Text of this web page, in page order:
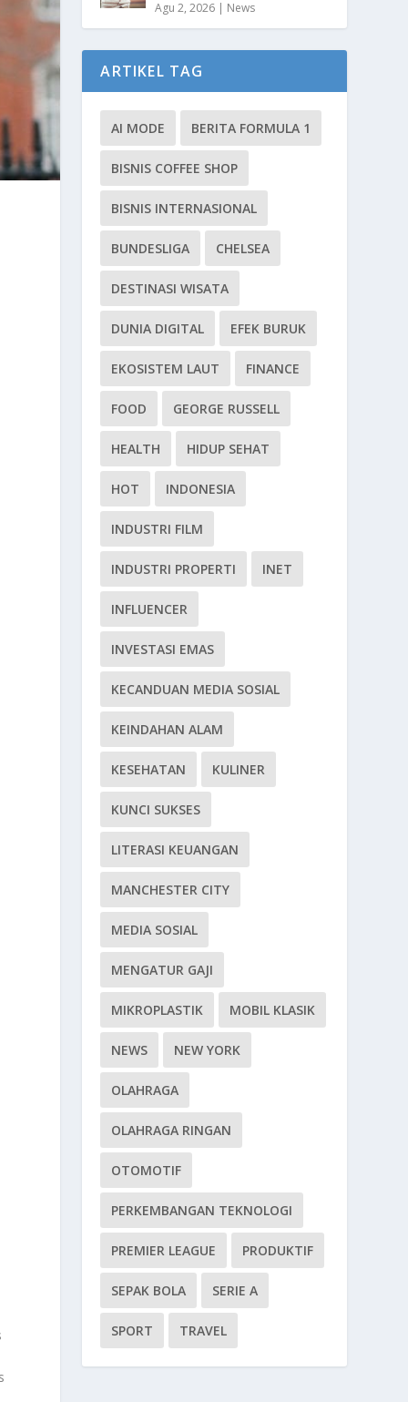
Agu 2, 2026 | News
ARTIKEL TAG
AI MODE BERITA FORMULA 1
BISNIS COFFEE SHOP
BISNIS INTERNASIONAL
BUNDESLIGA CHELSEA
DESTINASI WISATA
DUNIA DIGITAL EFEK BURUK
EKOSISTEM LAUT FINANCE
FOOD GEORGE RUSSELL
HEALTH HIDUP SEHAT
HOT INDONESIA
INDUSTRI FILM
INDUSTRI PROPERTI INET
INFLUENCER
INVESTASI EMAS
KECANDUAN MEDIA SOSIAL
KEINDAHAN ALAM
KESEHATAN KULINER
KUNCI SUKSES
LITERASI KEUANGAN
MANCHESTER CITY
MEDIA SOSIAL
MENGATUR GAJI
MIKROPLASTIK MOBIL KLASIK
NEWS NEW YORK
OLAHRAGA
OLAHRAGA RINGAN
OTOMOTIF
PERKEMBANGAN TEKNOLOGI
PREMIER LEAGUE PRODUKTIF
SEPAK BOLA SERIE A
SPORT TRAVEL